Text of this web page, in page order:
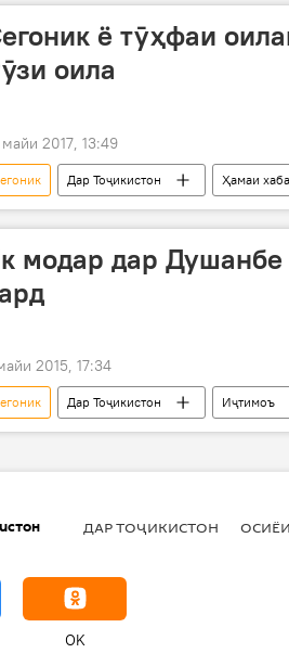
ё тӯҳфаи
оила
майи 2017, 13:49
Дар Тоҷикистон Ҳамаи
ҷавон
Рӯзи оила
модар дар Душанбе
2015, 17:34
Дар Тоҷикистон Иҷтимоъ
Муҳаммадӣ
"Якум Советский"
ДАР ТОҶИКИСТОН
OK